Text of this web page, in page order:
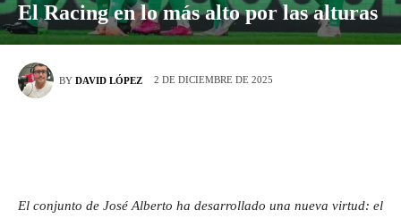
El Racing en lo más alto por las alturas
BY DAVID LÓPEZ 2 DE DICIEMBRE DE 2025
El conjunto de José Alberto ha desarrollado una nueva virtud: el